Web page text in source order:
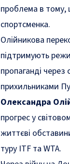
проблема в тому,
спортсменка.
Олійникова
підтримують
пропаганді через
прихильниками
Олександра
прогрес у
життєві
туру ITF та WTA.